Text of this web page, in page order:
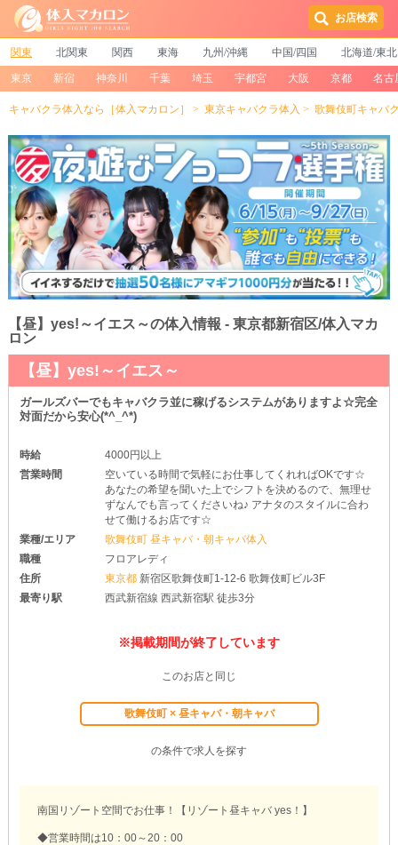
お店検索
関東 北関東 関西 東海 九州/沖縄 中国/四国 北海道/東北
東京 新宿 神奈川 千葉 埼玉 宇都宮 大阪 京都 名古
キャバクラ体入なら［体入マカロン］ 東京キャバクラ体入 歌舞伎町キャバ
【昼】yes!～イエス～の体入情報 - 東京都新宿区/体入マカ
ロン
【昼】yes!～イエス～
ガールズバーでもキャバクラ並に稼げるシステムがありますよ☆完全
対面だから安心(*^_^*)
時給
4000円以上
営業時間
空いている時間で気軽にお仕事してくれればOKです☆
あなたの希望を聞いた上でシフトを決めるので、無理せ
ずなんでも言ってくださいね♪ アナタのスタイルに合わ
せて働けるお店です☆
業種/エリア
歌舞伎町 昼キャバ・朝キャバ体入
職種
フロアレディ
住所
東京都 新宿区歌舞伎町1-12-6 歌舞伎町ビル3F
最寄り駅
西武新宿線 西武新宿駅 徒歩3分
※掲載期間が終了しています
このお店と同じ
歌舞伎町 × 昼キャバ・朝キャバ
の条件で求人を探す
南国リゾート空間でお仕事！【リゾート昼キャバ yes！】
◆営業時間は10：00～20：00